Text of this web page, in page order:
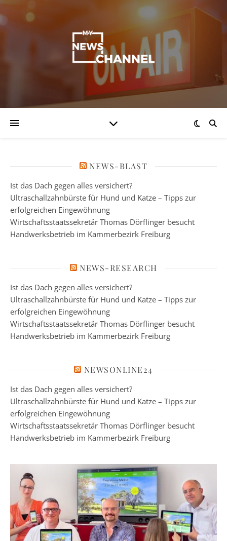
NEWS-BLAST
Ist das Dach gegen alles versichert?
Ultraschallzahnbürste für Hund und Katze – Tipps zur
erfolgreichen Eingewöhnung
Wirtschaftsstaatssekretär Thomas Dörflinger besucht
Handwerksbetrieb im Kammerbezirk Freiburg
NEWS-RESEARCH
Ist das Dach gegen alles versichert?
Ultraschallzahnbürste für Hund und Katze – Tipps zur
erfolgreichen Eingewöhnung
Wirtschaftsstaatssekretär Thomas Dörflinger besucht
Handwerksbetrieb im Kammerbezirk Freiburg
NEWSONLINE24
Ist das Dach gegen alles versichert?
Ultraschallzahnbürste für Hund und Katze – Tipps zur
erfolgreichen Eingewöhnung
Wirtschaftsstaatssekretär Thomas Dörflinger besucht
Handwerksbetrieb im Kammerbezirk Freiburg